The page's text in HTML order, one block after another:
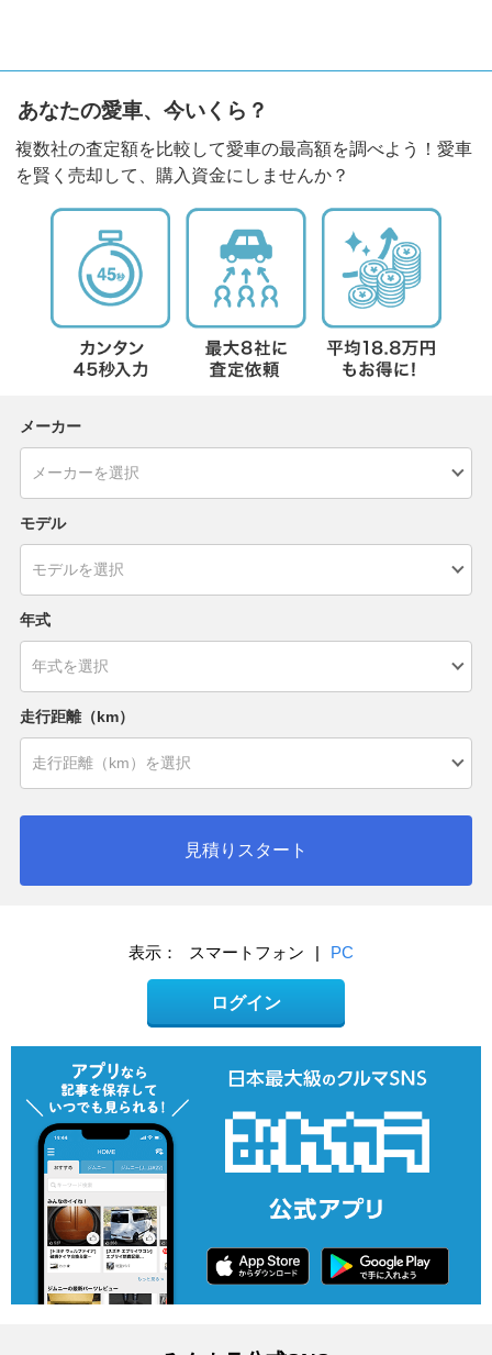
あなたの愛車、今いくら？
複数社の査定額を比較して愛車の最高額を調べよう！愛車
を賢く売却して、購入資金にしませんか？
メーカー
モデル
年式
走行距離（km）
見積りスタート
表示： スマートフォン | PC
ログイン